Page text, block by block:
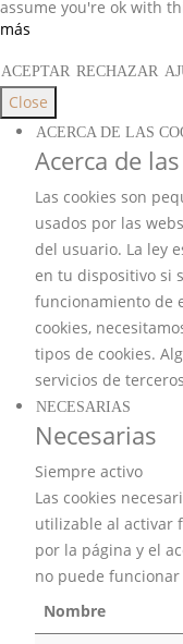
assume you're ok with
más
ACEPTAR RECHAZAR
Close
ACERCA DE LAS
Acerca de
Las cookies son
usados por las
del usuario. La ley
en tu dispositivo si
funcionamiento de
cookies,
tipos de cookies.
servicios de
NECESARIAS
Necesarias
Siempre activo
Las cookies
utilizable al activar
por la página y el
no puede
Nombre